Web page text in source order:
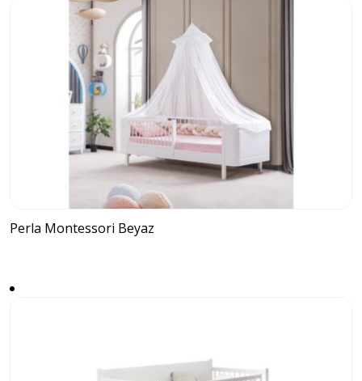
Perla Montessori Beyaz